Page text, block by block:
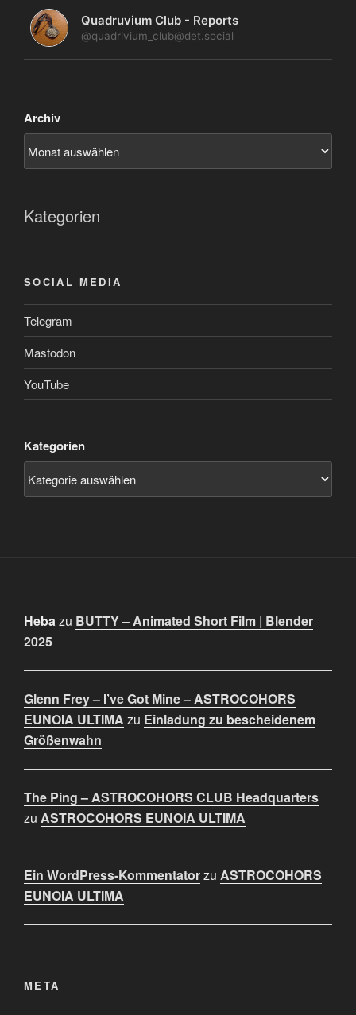
Quadruvium Club - Reports
@quadrivium_club@det.social
Archiv
Kategorien
SOCIAL MEDIA
Telegram
Mastodon
YouTube
Kategorien
Hebazu BUTTY – Animated Short Film | Blender
2025
Glenn Frey – I’ve Got Mine – ASTROCOHORS
EUNOIA ULTIMA zu Einladung zu bescheidenem
Größenwahn
The Ping – ASTROCOHORS CLUB Headquarters
zu ASTROCOHORS EUNOIA ULTIMA
Ein WordPress-Kommentatorzu ASTROCOHORS
EUNOIA ULTIMA
META